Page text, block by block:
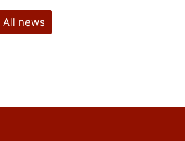
All news